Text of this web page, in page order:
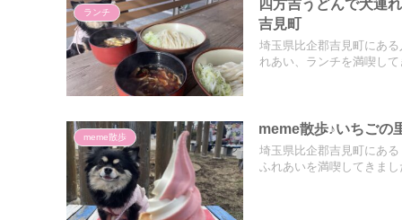
ランチ
四方吉うどんで犬連
吉見町
埼玉県比企郡吉見町にあ
れあい、ランチを満喫して
meme散歩
meme散歩♪いちごの
埼玉県比企郡吉見町にあ
ふれあいを満喫してきまし